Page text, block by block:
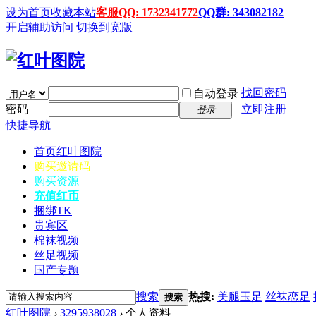
设为首页收藏本站客服QQ: 1732341772QQ群: 343082182
开启辅助访问 切换到宽版
自动登录 找回密码
密码
登录
立即注册
快捷导航
首页红叶图院
购买邀请码
购买资源
充值红币
捆绑TK
贵宾区
棉袜视频
丝足视频
国产专题
搜索 搜索 热搜: 美腿玉足 丝袜恋足
红叶图院 › 3295938028 › 个人资料